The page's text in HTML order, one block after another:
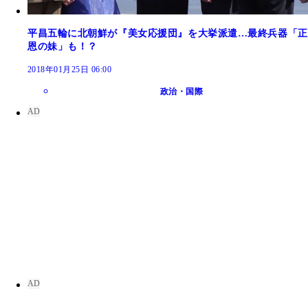
平昌五輪に北朝鮮が『美女応援団』を大挙派遣…最終兵器「正
恩の妹」も！？
2018年01月25日 06:00
政治・国際